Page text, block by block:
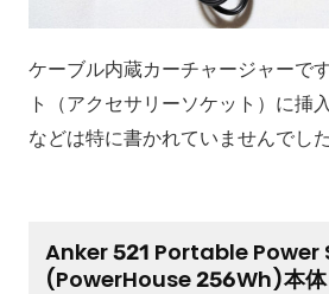
ケーブル内蔵カーチャージャーで
ト（アクセサリーソケット）に挿
などは特に書かれていませんでした
Anker 521 Portable
(PowerHouse 256Wh)本体